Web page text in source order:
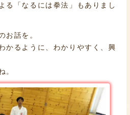
る「なるには拳法」もありまし
お話を。
かるように、わかりやすく、興
。